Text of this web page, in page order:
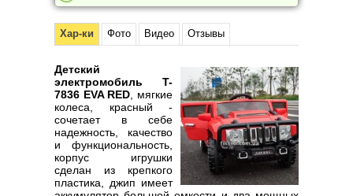
Хар-ки Фото Видео Отзывы
Детский
электромобиль T-
7836 EVA RED , мягкие
колеса, красный -
сочетает в себе
надежность, качество
и функциональность,
корпус игрушки
сделан из крепкого
пластика, джип имеет